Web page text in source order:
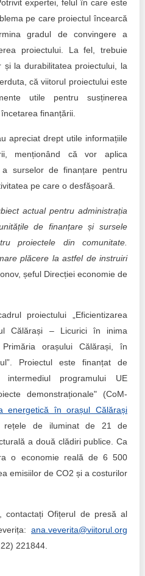
expertei, felul în care este
pe care proiectul încearcă
gradul de convingere a
proiectului. La fel, trebuie
și la durabilitatea proiectului, la
că viitorul proiectului este
utile pentru susținerea
finanțării.
apreciat drept utile informațiile
menționând că vor aplica
surselor de finanțare pentru
pe care o desfășoară.
actual pentru administrația
de finanțare și sursele
proiectele din comunitate.
plăcere la astfel de instruiri
șeful Direcției economie de
proiectului „Eficientizarea
Călărași – Licurici în inima
orașului Călărași, în
Proiectul este finanțat de
programului UE
demonstraționale" (CoM-
energetică în orașul Călărași
rețele de iluminat de 21 de
a două clădiri publice. Ca
o economie reală de 6 500
emisiilor de CO2 și a costurilor
contactați Ofițerul de presă al
ana.veverita@viitorul.org
221844.